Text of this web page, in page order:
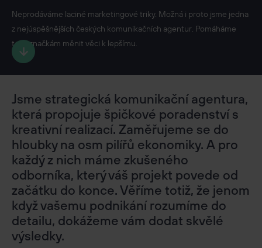
Healthcare
Energy & Environment
Social Impact & Sustainability
Strategická komunikace a poradenství
Digitální služby
Média
Korporátní komunikace
Kreativa a design
HR a interní komunikace
Krizová komunikace
Umělá inteligence
Datová analýza a výzkum
Neprodáváme laciné marketingové triky. Možná i proto jsme jedna
z nejúspěšnějších českých komunikačních agentur. Pomáháme
totiž značkám měnit věci k lepšímu.
Jsme strategická komunikační agentura,
která propojuje špičkové poradenství s
kreativní realizací. Zaměřujeme se do
hloubky na osm pilířů ekonomiky. A pro
každý z nich máme zkušeného
odborníka, který váš projekt povede od
začátku do konce. Věříme totiž, že jenom
když vašemu podnikání rozumíme do
detailu, dokážeme vám dodat skvělé
výsledky.